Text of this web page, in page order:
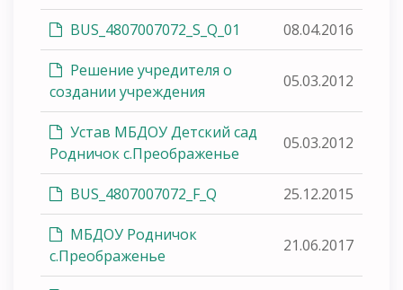
BUS_4807007072_S_Q_01 08.04.2016
Решение учредителя о
создании учреждения
05.03.2012
Устав МБДОУ Детский сад
Родничок с.Преображенье
05.03.2012
BUS_4807007072_F_Q 25.12.2015
МБДОУ Родничок
с.Преображенье
21.06.2017